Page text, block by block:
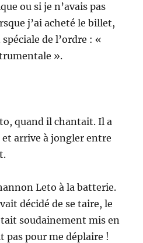
ou si je n’avais pas
j’ai acheté le billet,
de l’ordre : «
».
quand il chantait. Il a
arrive à jongler entre
Leto à la batterie.
décidé de se taire, le
soudainement mis en
pas pour me déplaire !